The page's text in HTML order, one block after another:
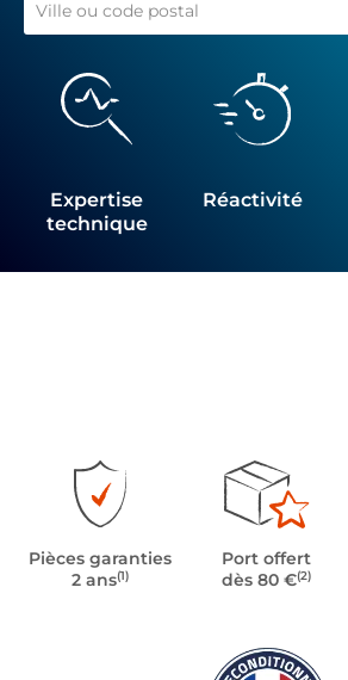
Expertise
technique
Réactivité
Pièces garanties
2 ans(1)
Port offert
dès 80 €(2)